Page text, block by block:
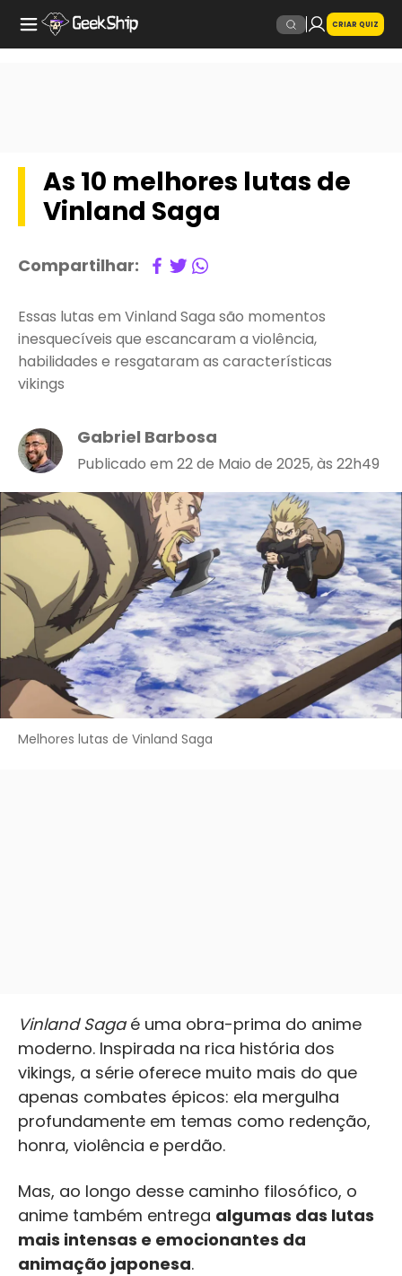
CRIAR QUIZ
As 10 melhores lutas de
Vinland Saga
Compartilhar:
Essas lutas em Vinland Saga são momentos
inesquecíveis que escancaram a violência,
habilidades e resgataram as características
vikings
Gabriel Barbosa
Publicado em 22 de Maio de 2025, às 22h49
Melhores lutas de Vinland Saga
Vinland Sagaé uma obra-prima do anime
moderno. Inspirada na rica história dos
vikings, a série oferece muito mais do que
apenas combates épicos: ela mergulha
profundamente em temas como redenção,
honra, violência e perdão.
Mas, ao longo desse caminho filosófico, o
anime também entrega algumas das lutas
mais intensas e emocionantes da
animação japonesa.